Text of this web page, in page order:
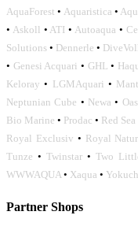
AquaForest • Aquaristica •
• Askoll • ATI • Autoaqua •
Solutions • Dennerle •
• Genesi Acquari • GHL •
Keloray • LGMAquari •
Neptunian Cube • Newa •
Bio Marine • Prodac • Red Sea
Royal Exclusiv • Royal
Tunze • Twinstar • Two
WWWAQUA • Xaqua •
Partner Shops